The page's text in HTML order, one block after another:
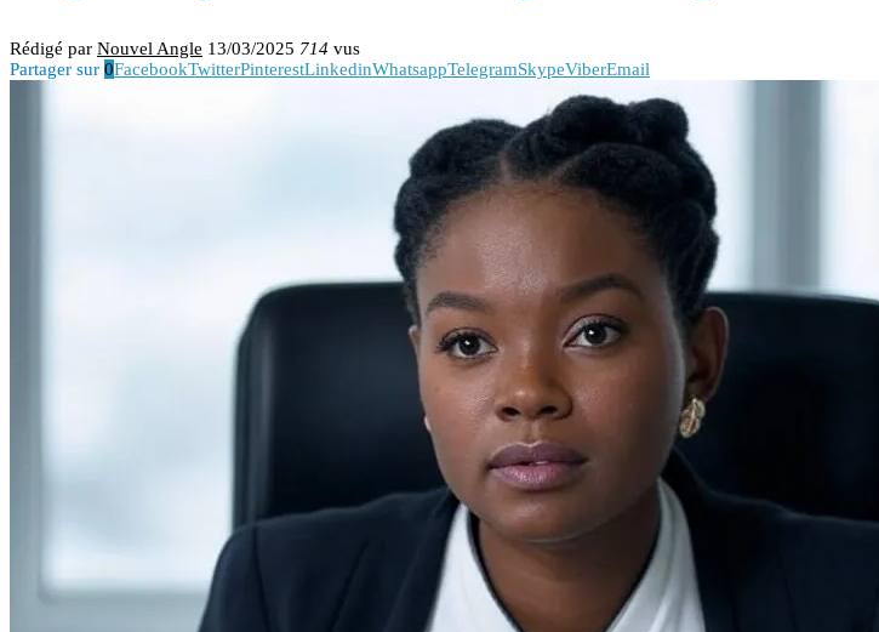
Rédigé par Nouvel Angle 13/03/2025 714 vus
Partager sur 0FacebookTwitterPinterestLinkedinWhatsappTelegramSkypeViberEmail